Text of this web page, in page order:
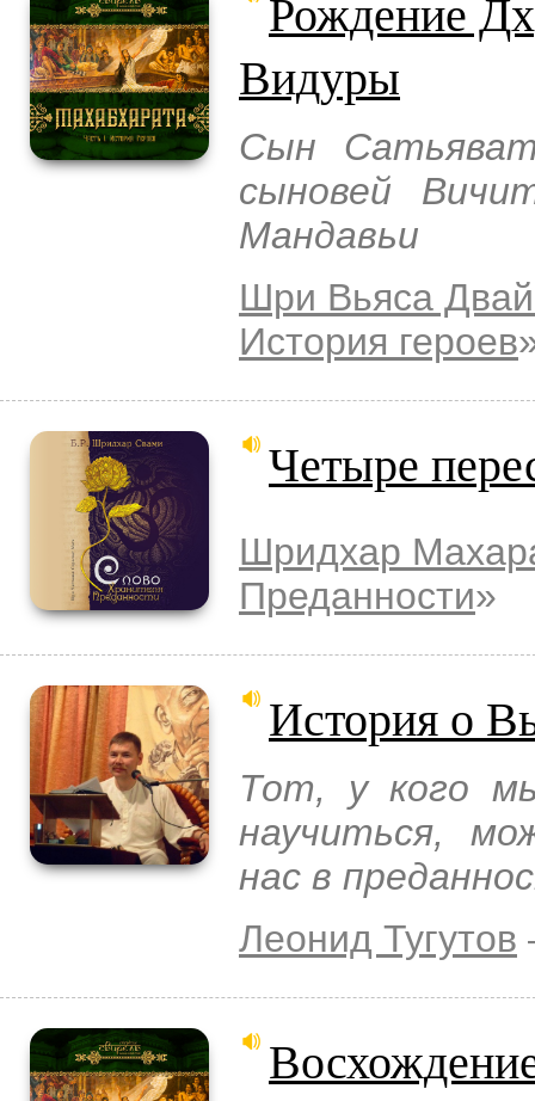
Видуры
Сын
сыновей
Мандавьи
Шри Вьяса
История героев
Четыре
Шридхар
Преданности»
История о
Тот, у кого
научиться,
нас в
Леонид Тугутов